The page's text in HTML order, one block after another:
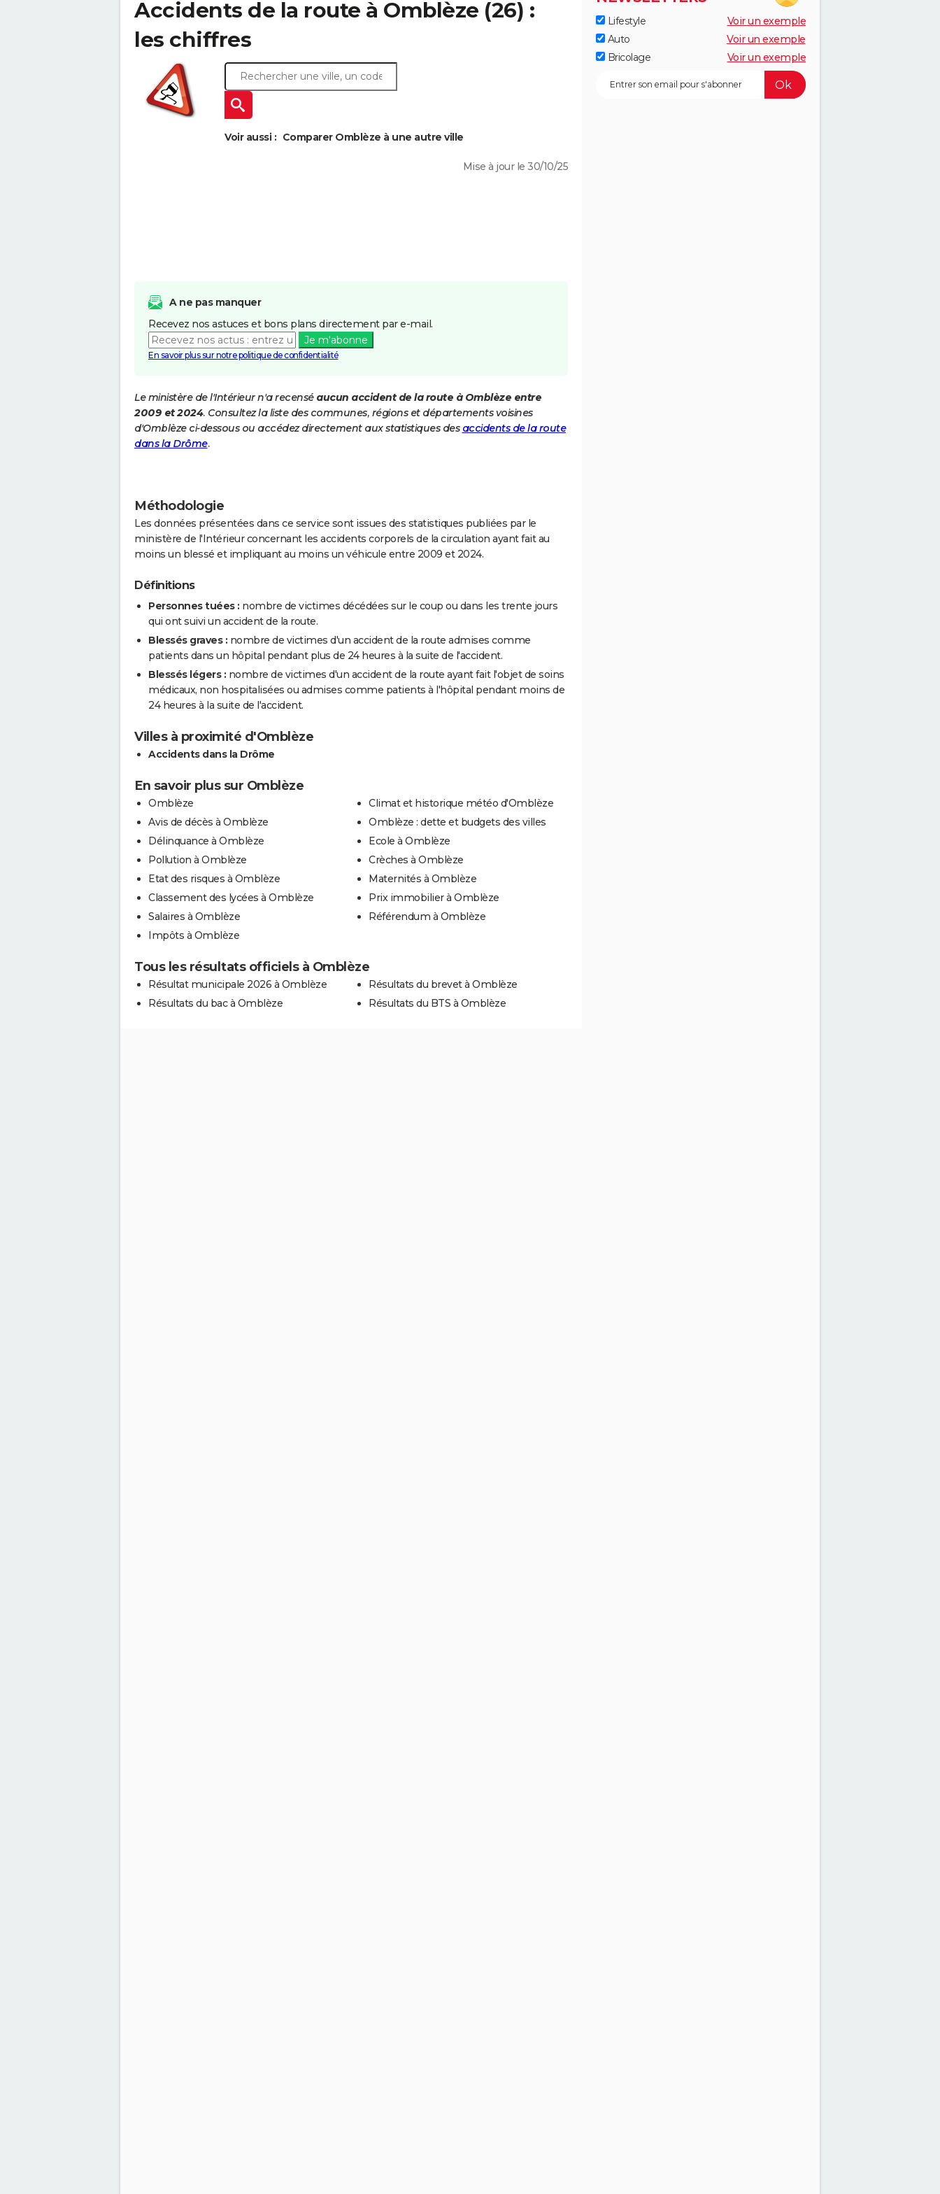
Accidents de la route à Omblèze (26) :
les chiffres
Voir aussi : Comparer Omblèze à une autre ville
Mise à jour le 30/10/25
A ne pas manquer
Recevez nos astuces et bons plans directement par e-mail.
Je m'abonne
En savoir plus sur notre politique de confidentialité
Le ministère de l'Intérieur n'a recensé aucun accident de la route à Omblèze entre
2009 et 2024. Consultez la liste des communes, régions et départements voisines
d'Omblèze ci-dessous ou accédez directement aux statistiques des accidents de la route
dans la Drôme.
Méthodologie
Les données présentées dans ce service sont issues des statistiques publiées par le
ministère de l'Intérieur concernant les accidents corporels de la circulation ayant fait au
moins un blessé et impliquant au moins un véhicule entre 2009 et 2024.
Définitions
Personnes tuées : nombre de victimes décédées sur le coup ou dans les trente jours
qui ont suivi un accident de la route.
Blessés graves : nombre de victimes d'un accident de la route admises comme
patients dans un hôpital pendant plus de 24 heures à la suite de l'accident.
Blessés légers : nombre de victimes d'un accident de la route ayant fait l'objet de soins
médicaux, non hospitalisées ou admises comme patients à l'hôpital pendant moins de
24 heures à la suite de l'accident.
Villes à proximité d'Omblèze
Accidents dans la Drôme
En savoir plus sur Omblèze
Omblèze
Avis de décès à Omblèze
Délinquance à Omblèze
Pollution à Omblèze
Etat des risques à Omblèze
Classement des lycées à Omblèze
Salaires à Omblèze
Impôts à Omblèze
Climat et historique météo d'Omblèze
Omblèze : dette et budgets des villes
Ecole à Omblèze
Crèches à Omblèze
Maternités à Omblèze
Prix immobilier à Omblèze
Référendum à Omblèze
Tous les résultats officiels à Omblèze
Résultat municipale 2026 à Omblèze
Résultats du bac à Omblèze
Résultats du brevet à Omblèze
Résultats du BTS à Omblèze
Lifestyle
Voir un exemple
Auto
Voir un exemple
Bricolage
Voir un exemple